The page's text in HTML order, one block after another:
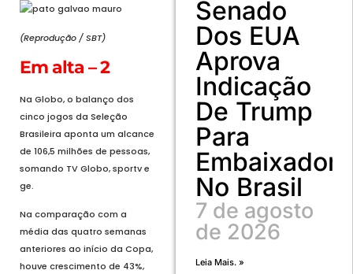
(Reprodução / SBT)
Em alta – 2
Na Globo, o balanço dos
cinco jogos da Seleção
Brasileira aponta um alcance
de 106,5 milhões de pessoas,
somando TV Globo, sportv e
ge.
Na comparação com a
média das quatro semanas
anteriores ao início da Copa,
houve crescimento de 43%,
Senado
Dos EUA
Aprova
Indicação
De Trump
Para
Embaixador
No Brasil
7 de agosto
de 2026
Leia Mais. »